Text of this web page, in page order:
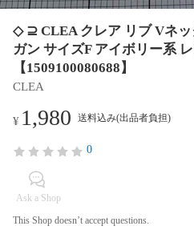
◇ ⊇ CLEA クレア リブ Vネッ
ガン サイズF アイボリー系
【1509100080688】
CLEA
¥ 1,980 送料込み(出品者負担)
0
Ask a Shop
This Shop doesn’t accept questions.